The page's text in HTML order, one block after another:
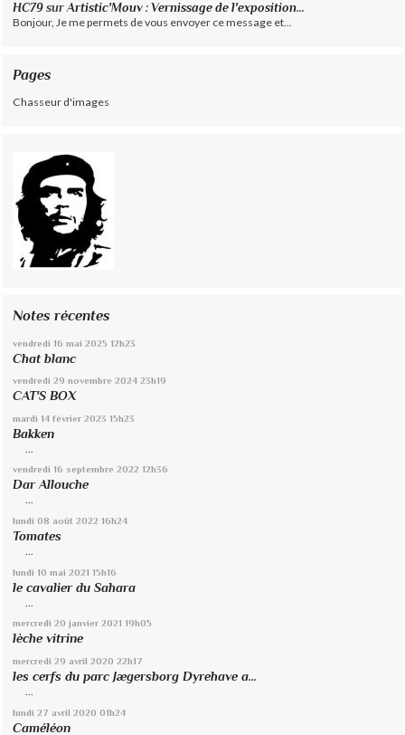
HC79 surArtistic'Mouv : Vernissage de l'exposition...
Bonjour, Je me permets de vous envoyer ce message et...
Pages
Chasseur d'images
Notes récentes
vendredi 16 mai 2025 12h23
Chat blanc
vendredi 29 novembre 2024 23h19
CAT'S BOX
mardi 14 février 2023 15h23
Bakken
vendredi 16 septembre 2022 12h36
Dar Allouche
...
lundi 08 août 2022 16h24
Tomates
...
lundi 10 mai 2021 15h16
le cavalier du Sahara
mercredi 20 janvier 2021 19h05
lèche vitrine
mercredi 29 avril 2020 22h17
les cerfs du parc Jægersborg Dyrehave a...
lundi 27 avril 2020 01h24
Caméléon